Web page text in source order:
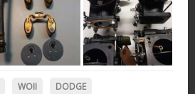
WOII DODGE